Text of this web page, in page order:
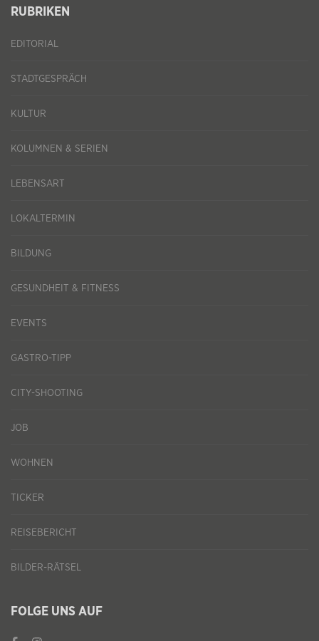
RUBRIKEN
EDITORIAL
STADTGESPRÄCH
KULTUR
KOLUMNEN & SERIEN
LEBENSART
LOKALTERMIN
BILDUNG
GESUNDHEIT & FITNESS
EVENTS
GASTRO-TIPP
CITY-SHOOTING
JOB
WOHNEN
TICKER
REISEBERICHT
BILDER-RÄTSEL
FOLGE UNS AUF